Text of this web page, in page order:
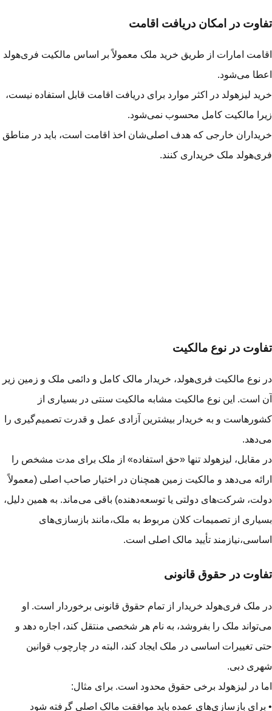
در امکان دریافت اقامت
امارات از طریق خرید ملک معمولاً بر اساس مالکیت فری‌هولد
می‌شود.
لیزهولد در اکثر موارد برای دریافت اقامت قابل استفاده نیست،
مالکیت کامل محسوب نمی‌شود.
خارجی که هدف اصلی‌شان اخذ اقامت است، باید در مناطق
ملک خریداری کنند.
در نوع مالکیت
نوع مالکیت فری‌هولد، خریدار مالک کامل و دائمی ملک و زمین زیر
است. این نوع مالکیت مشابه مالکیت سنتی در بسیاری از
و به خریدار بیشترین آزادی عمل و قدرت تصمیم‌گیری را
مقابل، لیزهولد تنها «حق استفاده» از ملک برای مدت مشخص را
می‌دهد و مالکیت زمین همچنان در اختیار صاحب اصلی (معمولاً
شرکت‌های دولتی یا توسعه‌دهنده) باقی می‌ماند. به همین دلیل،
از تصمیمات کلان مربوط به ملک،مانند بازسازی‌های
تأیید مالک اصلی است.
در حقوق قانونی
ملک فری‌هولد خریدار از تمام حقوق قانونی برخوردار است. او
ملک را بفروشد، به نام هر شخصی منتقل کند، اجاره دهد و
تغییرات اساسی در ملک ایجاد کند، البته در چارچوب قوانین
دبی.
در لیزهولد برخی حقوق محدود است. برای مثال:
بازسازی‌های عمده باید موافقت مالک اصلی گرفته شود